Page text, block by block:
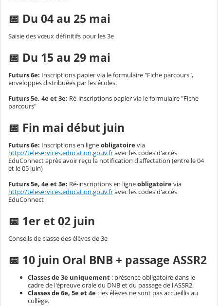
📅 Du 04 au 25 mai
Saisie des vœux définitifs pour les 3e
📅 Du 15 au 29 mai
Futurs 6e: Inscriptions papier via le formulaire "Fiche parcours",
enveloppes distribuées par les écoles.
Futurs 5e, 4e et 3e: Ré-inscriptions papier via le formulaire "Fiche
parcours"
📅 Fin mai début juin
Futurs 6e: Inscriptions en ligneobligatoirevia
http://teleservices.education.gouv.fravec les codes d'accès
EduConnect après avoir reçu la notification d'affectation (entre le 04
et le 05 juin)
Futurs 5e, 4e et 3e: Ré-inscriptions en ligneobligatoirevia
http://teleservices.education.gouv.fravec les codes d'accès
EduConnect
📅 1er et 02 juin
Conseils de classe des élèves de 3e
📅 10 juin Oral BNB + passage ASSR2
Classes de 3e uniquement : présence obligatoire dans le
cadre de l'épreuve orale du DNB et du passage de l'ASSR2.
Classes de 6e, 5e et 4e : les élèves ne sont pas accueillis au
collège.